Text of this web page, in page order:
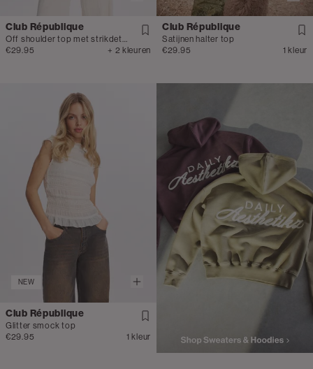
Club République
Off shoulder top met strikdetail
€29.95
+ 2 kleuren
Club République
Satijnen halter top
€29.95
1 kleur
NEW
Club République
Glitter smock top
€29.95
1 kleur